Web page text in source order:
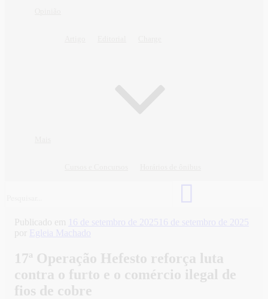
Publicado em 16 de setembro de 2025 16 de setembro de 2025
por
Egleia Machado
17ª Operação Hefesto reforça luta
contra o furto e o comércio ilegal de
fios de cobre